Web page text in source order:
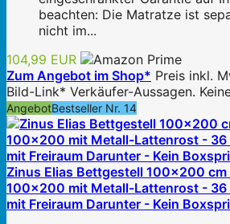
beachten: Die Matratze ist
nicht im...
104,99 EUR
Zum Angebot im Shop* Preis inkl.
Bild-Link* Verkäufer-Aussagen.
AngebotBestseller Nr. 14
Zinus Elias Bettgestell 100x200
100x200 mit Metall-Lattenrost - 36
mit Freiraum Darunter - Kein